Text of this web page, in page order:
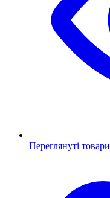
Переглянуті товари